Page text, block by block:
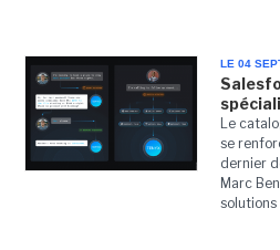
LE 04
Le
se
dernier
Marc
solutions